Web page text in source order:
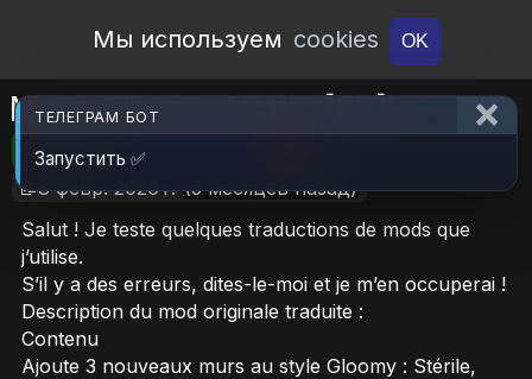
Open Workshop
Мы используем cookies OK
More Gloomy Walls [FR]
🎮RimWorld 📦344.5 KB
📝8 февр. 2026 г. (5 месяцев назад)
Salut ! Je teste quelques traductions de mods que
j’utilise.
S’il y a des erreurs, dites-le-moi et je m’en occuperai !
Description du mod originale traduite :
Contenu
Ajoute 3 nouveaux murs au style Gloomy : Stérile,
ТЕЛЕГРАМ БОТ
Запустить ✅